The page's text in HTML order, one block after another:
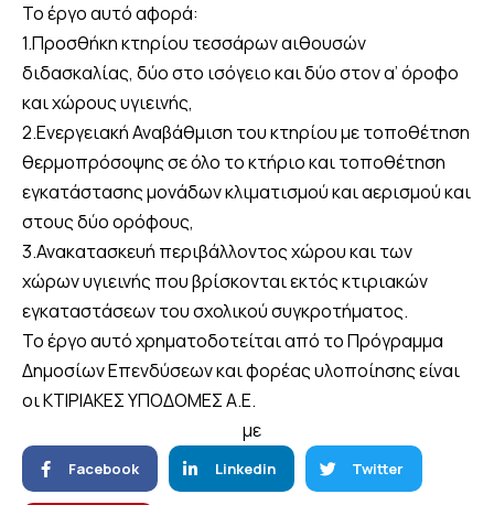
Το έργο αυτό αφορά:
1.Προσθήκη κτηρίου τεσσάρων αιθουσών
διδασκαλίας, δύο στο ισόγειο και δύο στον α’ όροφο
και χώρους υγιεινής,
2.Ενεργειακή Αναβάθμιση του κτηρίου με τοποθέτηση
θερμοπρόσοψης σε όλο το κτήριο και τοποθέτηση
εγκατάστασης μονάδων κλιματισμού και αερισμού και
στους δύο ορόφους,
3.Ανακατασκευή περιβάλλοντος χώρου και των
χώρων υγιεινής που βρίσκονται εκτός κτιριακών
εγκαταστάσεων του σχολικού συγκροτήματος.
Το έργο αυτό χρηματοδοτείται από το Πρόγραμμα
Δημοσίων Επενδύσεων και φορέας υλοποίησης είναι
οι ΚΤΙΡΙΑΚΕΣ ΥΠΟΔΟΜΕΣ Α.Ε.
με
Facebook Linkedin Twitter